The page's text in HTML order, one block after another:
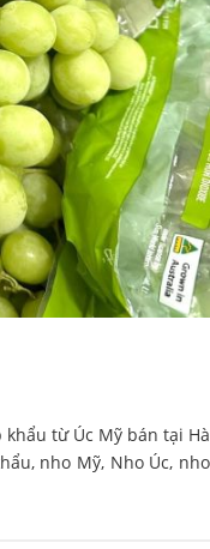
từ Úc Mỹ bán tại Hà
nho Mỹ, Nho Úc, nho